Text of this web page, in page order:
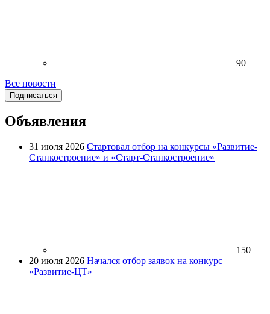
90
Все новости
Подписаться
Объявления
31 июля 2026 Стартовал отбор на конкурсы «Развитие-
Станкостроение» и «Старт-Станкостроение»
150
20 июля 2026 Начался отбор заявок на конкурс
«Развитие-ЦТ»